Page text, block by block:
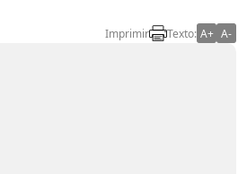
Imprimir Texto: A+ A-